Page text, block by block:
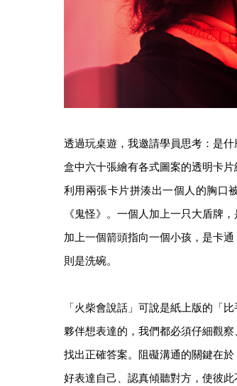
透過玩桌遊，我邀請學員思考：是
盒中六十張繪有各式圖案的透明卡
利用兩張卡片拼湊出一個人的胸口
《鬼怪》。一個人加上一只大盾牌
加上一個箭頭指向一個小孩，是卡
則是洗碗。
「火柴會說話」可說是紙上版的「
夥伴想表達的，我們都必須仔細觀
找出正確答案。阻礙溝通的關鍵在
好表達自己、認真傾聽對方，使彼